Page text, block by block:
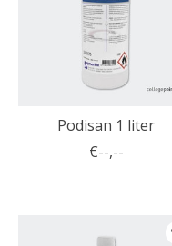
Podisan 1 liter
€--,--